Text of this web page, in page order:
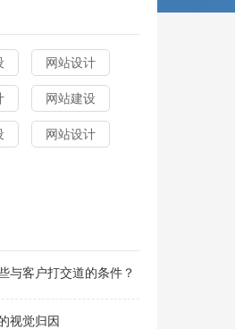
网站设计
网站建设
网站设计
与客户打交道的条件？
视觉归因